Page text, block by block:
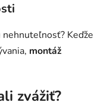
Keďže
montáž
zvážiť?